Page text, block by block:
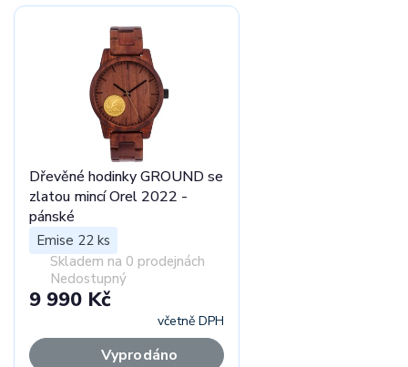
Dřevěné hodinky GROUND se
zlatou mincí Orel 2022 -
pánské
Emise 22 ks
Skladem na 0 prodejnách
Nedostupný
9 990 Kč
včetně DPH
Vyprodáno